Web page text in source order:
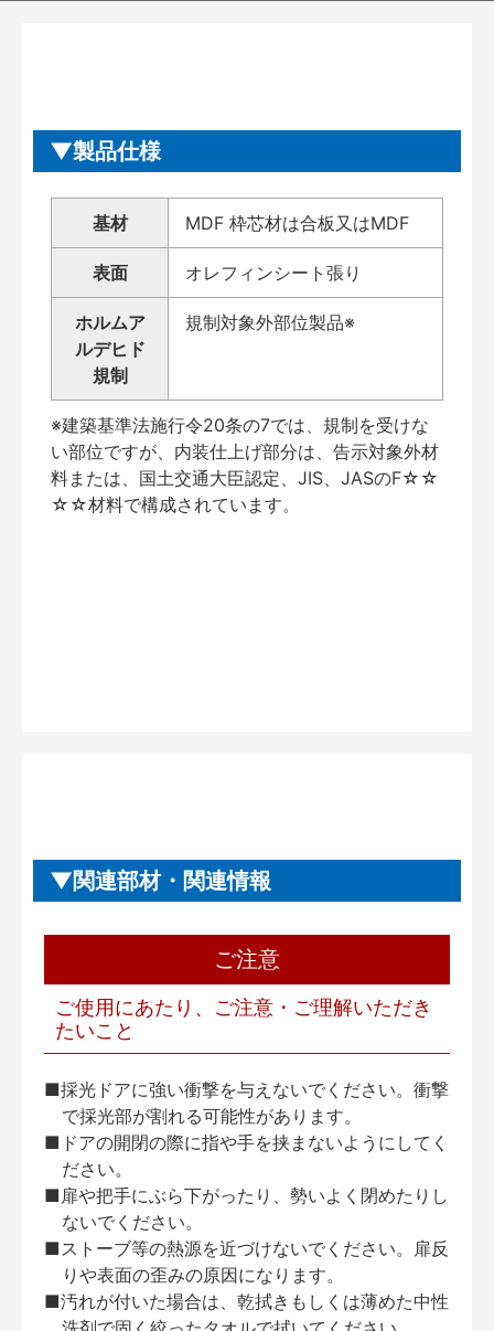
製品仕様
基材 MDF 枠芯材は合板又はMDF
表面 オレフィンシート張り
ホルムア
ルデヒド
規制
規制対象外部位製品※
※建築基準法施行令20条の7では、規制を受けな
い部位ですが、内装仕上げ部分は、告示対象外材
料または、国土交通大臣認定、JIS、JASのF☆☆
☆☆材料で構成されています。
関連部材・関連情報
ご注意
ご使用にあたり、ご注意・ご理解いただき
たいこと
■採光ドアに強い衝撃を与えないでください。衝撃
で採光部が割れる可能性があります。
■ドアの開閉の際に指や手を挟まないようにしてく
ださい。
■扉や把手にぶら下がったり、勢いよく閉めたりし
ないでください。
■ストーブ等の熱源を近づけないでください。扉反
りや表面の歪みの原因になります。
■汚れが付いた場合は、乾拭きもしくは薄めた中性